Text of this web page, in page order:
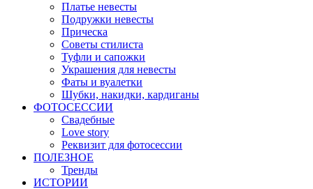
Платье невесты
Подружки невесты
Прическа
Советы стилиста
Туфли и сапожки
Украшения для невесты
Фаты и вуалетки
Шубки, накидки, кардиганы
ФОТОСЕССИИ
Свадебные
Love story
Реквизит для фотосессии
ПОЛЕЗНОЕ
Тренды
ИСТОРИИ